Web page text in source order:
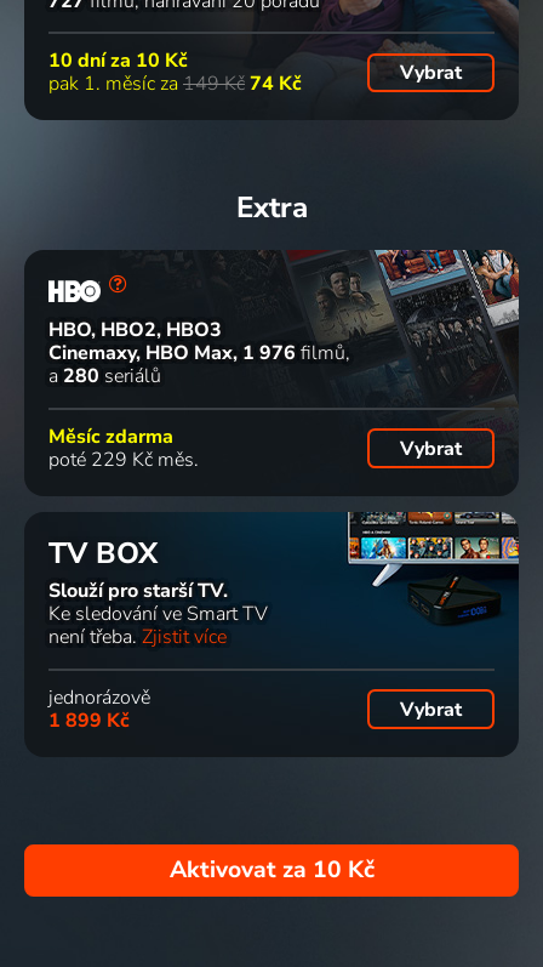
10 dní za 10 Kč
pak 1. měsíc za 149 Kč74 Kč Vybrat
Extra
HBO, HBO2, HBO3
Cinemaxy, HBO Max 1 976 filmů
a 280 seriálů
Měsíc zdarma
poté 229 Kč měs.
Vybrat
TV BOX
Slouží pro starší TV.
Ke sledování ve Smart TV
není třeba. Zjistit více
jednorázově
1 899 Kč
Vybrat
Aktivovat za 10 Kč